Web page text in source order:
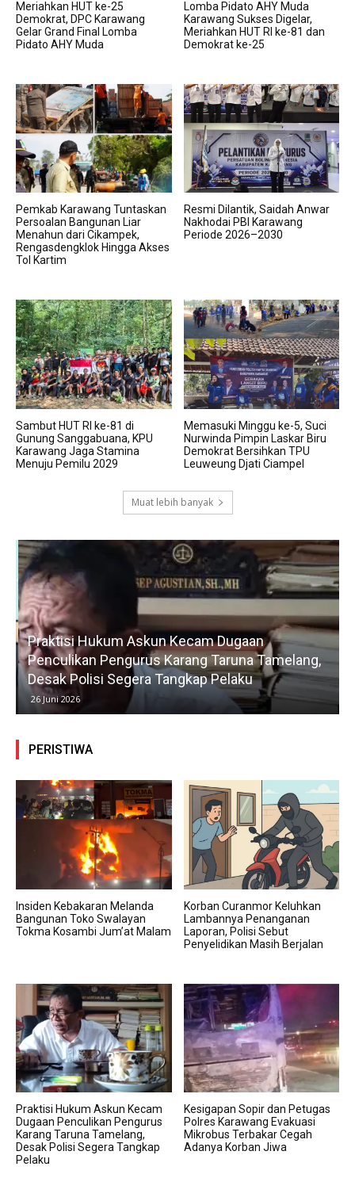
Meriahkan HUT ke-25
Demokrat, DPC Karawang
Gelar Grand Final Lomba
Pidato AHY Muda
Lomba Pidato AHY Muda
Karawang Sukses Digelar,
Meriahkan HUT RI ke-81 dan
Demokrat ke-25
Pemkab Karawang Tuntaskan
Persoalan Bangunan Liar
Menahun dari Cikampek,
Rengasdengklok Hingga Akses
Tol Kartim
Resmi Dilantik, Saidah Anwar
Nakhodai PBI Karawang
Periode 2026–2030
Sambut HUT RI ke-81 di
Gunung Sanggabuana, KPU
Karawang Jaga Stamina
Menuju Pemilu 2029
Memasuki Minggu ke-5, Suci
Nurwinda Pimpin Laskar Biru
Demokrat Bersihkan TPU
Leuweung Djati Ciampel
Muat lebih banyak
Praktisi Hukum Askun Kecam Dugaan
Penculikan Pengurus Karang Taruna Tamelang,
Desak Polisi Segera Tangkap Pelaku
26 Juni 2026
PERISTIWA
Insiden Kebakaran Melanda
Bangunan Toko Swalayan
Tokma Kosambi Jum’at Malam
Korban Curanmor Keluhkan
Lambannya Penanganan
Laporan, Polisi Sebut
Penyelidikan Masih Berjalan
Praktisi Hukum Askun Kecam
Dugaan Penculikan Pengurus
Karang Taruna Tamelang,
Desak Polisi Segera Tangkap
Pelaku
Kesigapan Sopir dan Petugas
Polres Karawang Evakuasi
Mikrobus Terbakar Cegah
Adanya Korban Jiwa